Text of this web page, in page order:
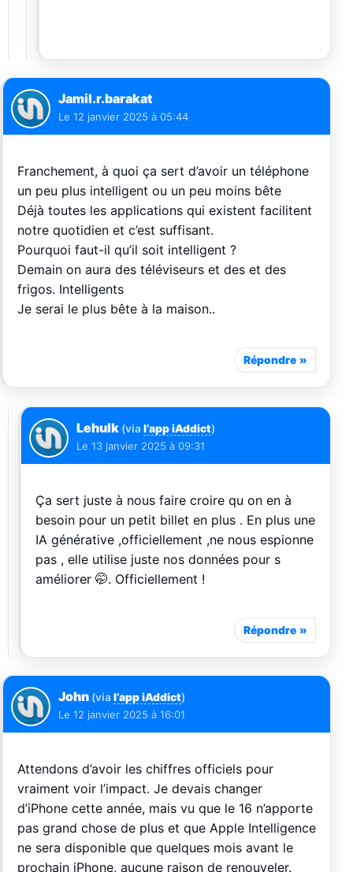
Jamil.r.barakat
Le 12 janvier 2025 à 05:44
Franchement, à quoi ça sert d’avoir un téléphone
un peu plus intelligent ou un peu moins bête
Déjà toutes les applications qui existent facilitent
notre quotidien et c’est suffisant.
Pourquoi faut-il qu’il soit intelligent ?
Demain on aura des téléviseurs et des et des
frigos. Intelligents
Je serai le plus bête à la maison..
Répondre
Lehulk (via l’app iAddict)
Le 13 janvier 2025 à 09:31
Ça sert juste à nous faire croire qu on en à
besoin pour un petit billet en plus . En plus une
IA générative ,officiellement ,ne nous espionne
pas , elle utilise juste nos données pour s
améliorer 🤭. Officiellement !
Répondre
John (via l’app iAddict)
Le 12 janvier 2025 à 16:01
Attendons d’avoir les chiffres officiels pour
vraiment voir l’impact. Je devais changer
d’iPhone cette année, mais vu que le 16 n’apporte
pas grand chose de plus et que Apple Intelligence
ne sera disponible que quelques mois avant le
prochain iPhone, aucune raison de renouveler.